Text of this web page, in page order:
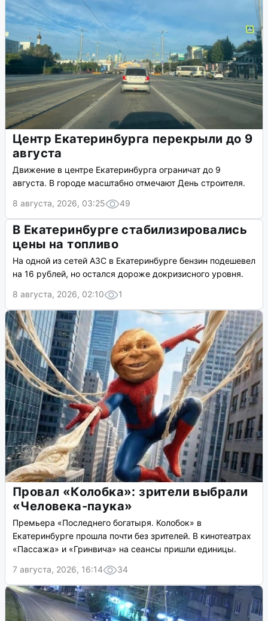
Центр Екатеринбурга перекрыли до 9
августа
Движение в центре Екатеринбурга ограничат до 9
августа. В городе масштабно отмечают День строителя.
8 августа, 2026, 03:25
49
В Екатеринбурге стабилизировались
цены на топливо
На одной из сетей АЗС в Екатеринбурге бензин подешевел
на 16 рублей, но остался дороже докризисного уровня.
8 августа, 2026, 02:10
1